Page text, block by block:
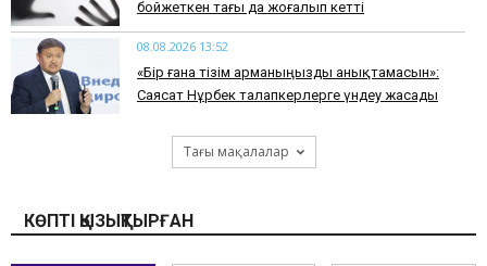
бойжеткен тағы да жоғалып кетті
08.08.2026 13:52
«Бір ғана тізім арманыңызды анықтамасын»:
Саясат Нұрбек талапкерлерге үндеу жасады
Тағы мақалалар
КӨПТІ ҚЫЗЫҚТЫРҒАН